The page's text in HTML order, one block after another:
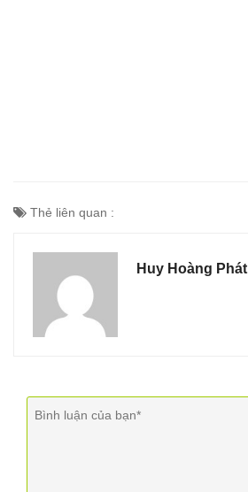
Thẻ liên quan :
Huy Hoàng Phát